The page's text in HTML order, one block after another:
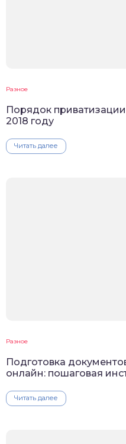
Разное
Порядок
2018 году
Читать далее
Разное
Подготовка
онлайн: пошаговая
Читать далее